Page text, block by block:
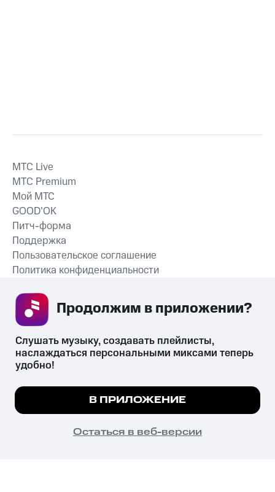
СКАЧАТЬ ПРИЛОЖЕНИЕ
MTС Live
MTС Premium
Мой МТС
GOOD’OK
Питч-форма
Поддержка
Пользовательское соглашение
Политика конфиденциальности
психотропных веществ, их аналогов причиняет вред здоровью,
их незаконный оборот запрещён и влечёт установленную
законодательством ответственность.
© 2026 ООО «КИОН».
Все права защищены
Мы используем куки, чтобы на сайте все
Подробнее
ПОНЯТНО
Слушать музыку, создавать плейлисты,
наслаждаться персональными миксами теперь
удобно!
В ПРИЛОЖЕНИЕ
Остаться в веб-версии